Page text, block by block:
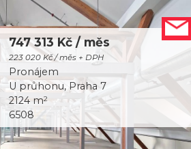
747 313 Kč / měs
223 020 Kč / měs + DPH
Pronájem
U průhonu, Praha 7
2124 m2
6508